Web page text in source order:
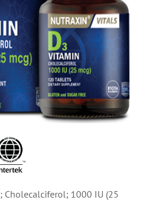
; Cholecalciferol; 1000 IU (25